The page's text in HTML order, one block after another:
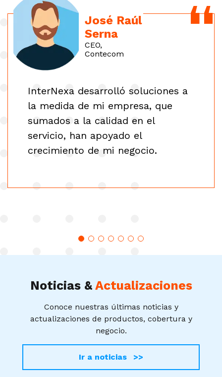
InterNexa desarrolló soluciones a
la medida de mi empresa, que
sumados a la calidad en el
servicio, han apoyado el
crecimiento de mi negocio.
José Raúl
Serna
CEO,
Contecom
Noticias & Actualizaciones
Conoce nuestras últimas noticias y
actualizaciones de productos, cobertura y
negocio.
Ir a noticias >>